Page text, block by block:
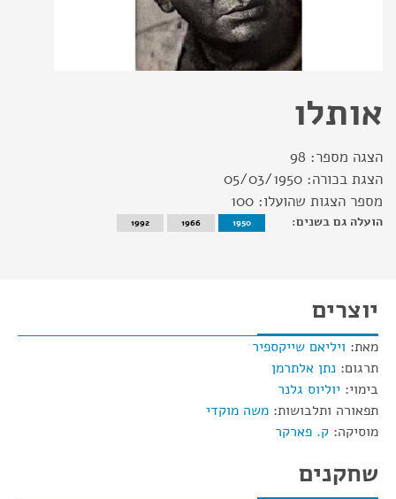
אותלו
הצגה מספר: 98
הצגת בכורה: 05/03/1950
מספר הצגות שהועלו: 100
הועלה גם בשנים: 1950
1966
1992
יוצרים
מאת: ויליאם שייקספיר
תרגום: נתן אלתרמן
בימוי: יוליוס גלנר
תפאורה ותלבושות: משה מוקדי
מוסיקה: ק. פארקר
שחקנים